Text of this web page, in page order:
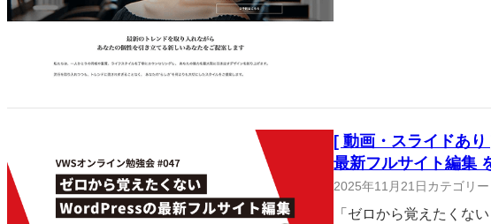
[ 動画・スライドあ
最新フルサイト編集
2025年11月21日 カテゴリ
「ゼロから覚えたくな